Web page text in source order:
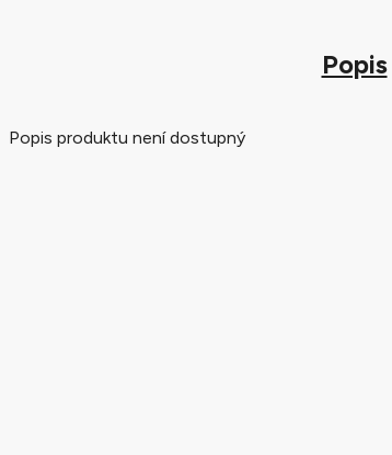
Popis
Popis produktu není dostupný